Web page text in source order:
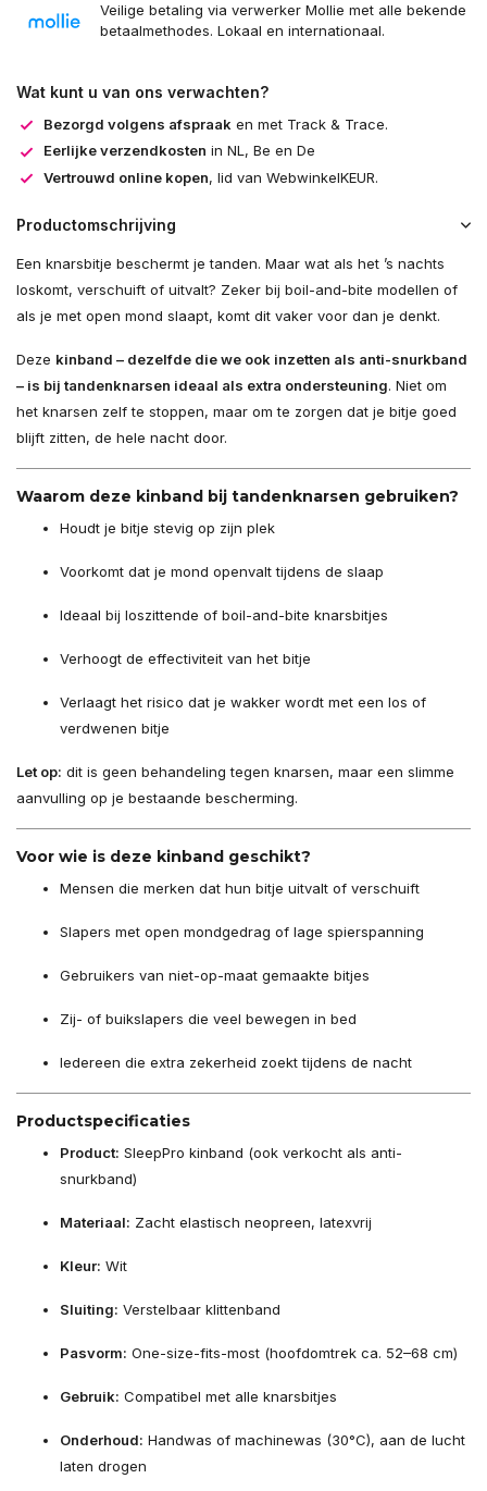
Veilige betaling via verwerker Mollie met alle bekende
betaalmethodes. Lokaal en internationaal.
Wat kunt u van ons verwachten?
Bezorgd volgens afspraak en met Track & Trace.
Eerlijke verzendkosten in NL, Be en De
Vertrouwd online kopen, lid van WebwinkelKEUR.
Productomschrijving
Een knarsbitje beschermt je tanden. Maar wat als het ’s nachts
loskomt, verschuift of uitvalt? Zeker bij boil-and-bite modellen of
als je met open mond slaapt, komt dit vaker voor dan je denkt.
Deze kinband – dezelfde die we ook inzetten als anti-snurkband
– is bij tandenknarsen ideaal als extra ondersteuning. Niet om
het knarsen zelf te stoppen, maar om te zorgen dat je bitje goed
blijft zitten, de hele nacht door.
Waarom deze kinband bij tandenknarsen gebruiken?
Houdt je bitje stevig op zijn plek
Voorkomt dat je mond openvalt tijdens de slaap
Ideaal bij loszittende of boil-and-bite knarsbitjes
Verhoogt de effectiviteit van het bitje
Verlaagt het risico dat je wakker wordt met een los of
verdwenen bitje
Let op: dit is geen behandeling tegen knarsen, maar een slimme
aanvulling op je bestaande bescherming.
Voor wie is deze kinband geschikt?
Mensen die merken dat hun bitje uitvalt of verschuift
Slapers met open mondgedrag of lage spierspanning
Gebruikers van niet-op-maat gemaakte bitjes
Zij- of buikslapers die veel bewegen in bed
Iedereen die extra zekerheid zoekt tijdens de nacht
Productspecificaties
Product: SleepPro kinband (ook verkocht als anti-
snurkband)
Materiaal: Zacht elastisch neopreen, latexvrij
Kleur: Wit
Sluiting: Verstelbaar klittenband
Pasvorm: One-size-fits-most (hoofdomtrek ca. 52–68 cm)
Gebruik: Compatibel met alle knarsbitjes
Onderhoud: Handwas of machinewas (30°C), aan de lucht
laten drogen